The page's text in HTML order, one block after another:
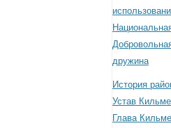
дружина
История
Устав
Глава